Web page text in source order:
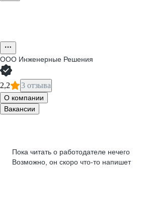
ООО Инженерные Решения
2,2 3 отзыва
О компании
Вакансии
Пока читать о работодателе нечего
Возможно, он скоро что‑то напишет